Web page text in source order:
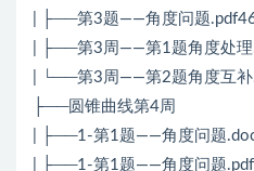
| ├──第3题——角度问题
| ├──第3周——第1题角度处
| └──第3周——第2题角度互
├──圆锥曲线第4周
| ├──1-第1题——角度问题
| ├──1-第1题——角度问题